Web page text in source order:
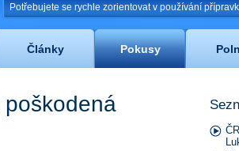
Potřebujete se rychle zorientovat v používání
Články Pokusy